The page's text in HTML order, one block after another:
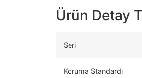
Ürün Detay
Seri
Koruma Standardı